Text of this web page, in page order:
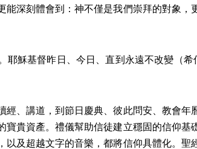
深刻體會到：神不僅是我們崇拜的對象，
穌基督昨日、今日、直到永遠不改變（希
、講道，到節日慶典、彼此問安、教會年
貴資產。禮儀幫助信徒建立穩固的信仰基
及超越文字的音樂，都將信仰具體化。聖